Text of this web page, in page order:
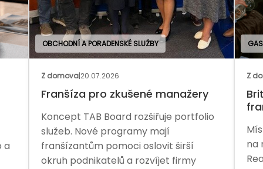
SLUŽBY
zkušené manažery
Board rozšiřuje portfolio
programy mají
pomoci oslovit širší
a rozvíjet firmy
GASTRONOMIE
Britská pizzerie
Místo masového
na ruční výrobu a
Real Pizza Company